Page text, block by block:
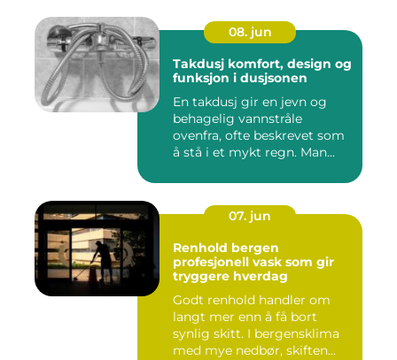
08. jun
Takdusj komfort, design og
funksjon i dusjsonen
En takdusj gir en jevn og
behagelig vannstråle
ovenfra, ofte beskrevet som
å stå i et mykt regn. Man...
07. jun
Renhold bergen
profesjonell vask som gir
tryggere hverdag
Godt renhold handler om
langt mer enn å få bort
synlig skitt. I bergensklima
med mye nedbør, skiften...